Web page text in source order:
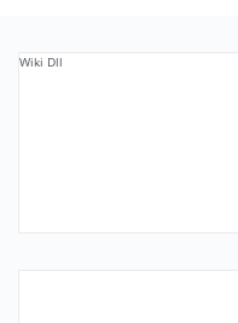
Wiki Dll